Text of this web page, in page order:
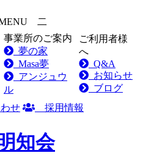
二
事業所のご案内
夢の家
Masa夢
アンジュウ
ル
ご利用者様
へ
Q&A
お知らせ
ブログ
せ
採用情報
知会